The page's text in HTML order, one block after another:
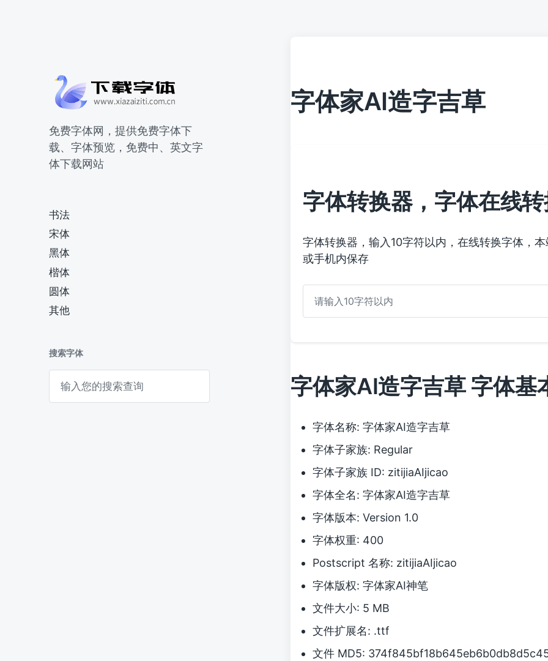
免费字体网，提供免费字体下
载、字体预览，免费中、英文字
体下载网站
书法
宋体
黑体
楷体
圆体
其他
搜索字体
字体家AI造字吉草
字体转换器，字体在线
字体转换器，输入10字符以内，在线转换字体，
或手机内保存
字体家AI造字吉草 字体基
字体名称: 字体家AI造字吉草
字体子家族: Regular
字体子家族 ID: zitijiaAIjicao
字体全名: 字体家AI造字吉草
字体版本: Version 1.0
字体权重: 400
Postscript 名称: zitijiaAIjicao
字体版权: 字体家AI神笔
文件大小: 5 MB
文件扩展名: .ttf
文件 MD5: